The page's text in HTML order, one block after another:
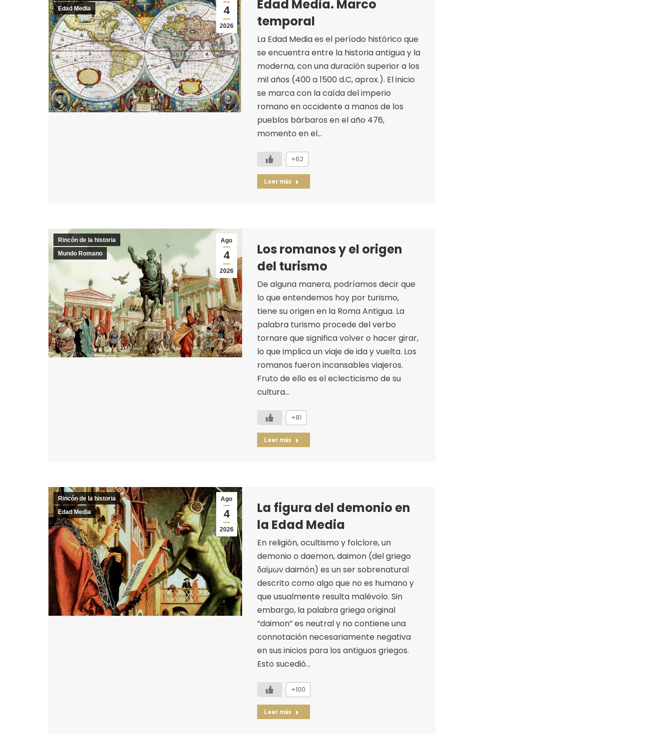
4
2026
Edad Media
Edad Media. Marco
temporal
La Edad Media es el período histórico que
se encuentra entre la historia antigua y la
moderna, con una duración superior a los
mil años (400 a 1500 d.C, aprox.). El inicio
se marca con la caída del imperio
romano en occidente a manos de los
pueblos bárbaros en el año 476,
momento en el…
+62
Leer más
Ago
4
2026
Rincón de la historia
Mundo Romano
Los romanos y el origen
del turismo
De alguna manera, podríamos decir que
lo que entendemos hoy por turismo,
tiene su origen en la Roma Antigua. La
palabra turismo procede del verbo
tornare que significa volver o hacer girar,
lo que implica un viaje de ida y vuelta. Los
romanos fueron incansables viajeros.
Fruto de ello es el eclecticismo de su
cultura…
+81
Leer más
Ago
4
2026
Rincón de la historia
Edad Media
La figura del demonio en
la Edad Media
En religión, ocultismo y folclore, un
demonio o daemon, daimon (del griego
δαίμων daimôn) es un ser sobrenatural
descrito como algo que no es humano y
que usualmente resulta malévolo. Sin
embargo, la palabra griega original
“daimon” es neutral y no contiene una
connotación necesariamente negativa
en sus inicios para los antiguos griegos.
Esto sucedió…
+100
Leer más